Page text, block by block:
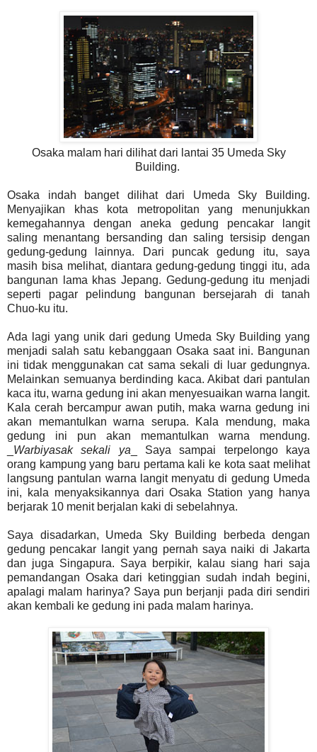
Osaka malam hari dilihat dari lantai 35 Umeda Sky
Building.
Osaka indah banget dilihat dari Umeda Sky Building.
Menyajikan khas kota metropolitan yang menunjukkan
kemegahannya dengan aneka gedung pencakar langit
saling menantang bersanding dan saling tersisip dengan
gedung-gedung lainnya. Dari puncak gedung itu, saya
masih bisa melihat, diantara gedung-gedung tinggi itu, ada
bangunan lama khas Jepang. Gedung-gedung itu menjadi
seperti pagar pelindung bangunan bersejarah di tanah
Chuo-ku itu.
Ada lagi yang unik dari gedung Umeda Sky Building yang
menjadi salah satu kebanggaan Osaka saat ini. Bangunan
ini tidak menggunakan cat sama sekali di luar gedungnya.
Melainkan semuanya berdinding kaca. Akibat dari pantulan
kaca itu, warna gedung ini akan menyesuaikan warna langit.
Kala cerah bercampur awan putih, maka warna gedung ini
akan memantulkan warna serupa. Kala mendung, maka
gedung ini pun akan memantulkan warna mendung.
Warbiyasak sekali ya _ Saya sampai terpelongo kaya
orang kampung yang baru pertama kali ke kota saat melihat
langsung pantulan warna langit menyatu di gedung Umeda
ini, kala menyaksikannya dari Osaka Station yang hanya
berjarak 10 menit berjalan kaki di sebelahnya.
Saya disadarkan, Umeda Sky Building berbeda dengan
gedung pencakar langit yang pernah saya naiki di Jakarta
dan juga Singapura. Saya berpikir, kalau siang hari saja
pemandangan Osaka dari ketinggian sudah indah begini,
apalagi malam harinya? Saya pun berjanji pada diri sendiri
akan kembali ke gedung ini pada malam harinya.